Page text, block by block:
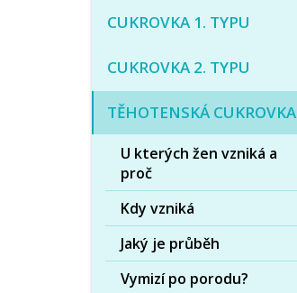
CUKROVKA 1. TYPU
CUKROVKA 2. TYPU
TĚHOTENSKÁ CUKROVKA
U kterých žen vzniká a
proč
Kdy vzniká
Jaký je průběh
Vymizí po porodu?